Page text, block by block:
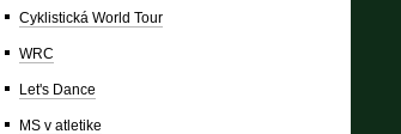
Cyklistická World Tour
WRC
Let's Dance
MS v atletike